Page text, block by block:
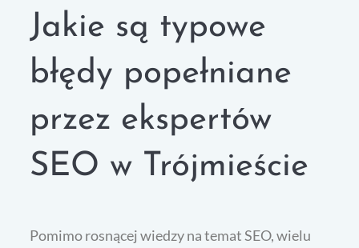
Jakie są typowe
błędy popełniane
przez ekspertów
SEO w Trójmieście
Pomimo rosnącej wiedzy na temat SEO, wielu